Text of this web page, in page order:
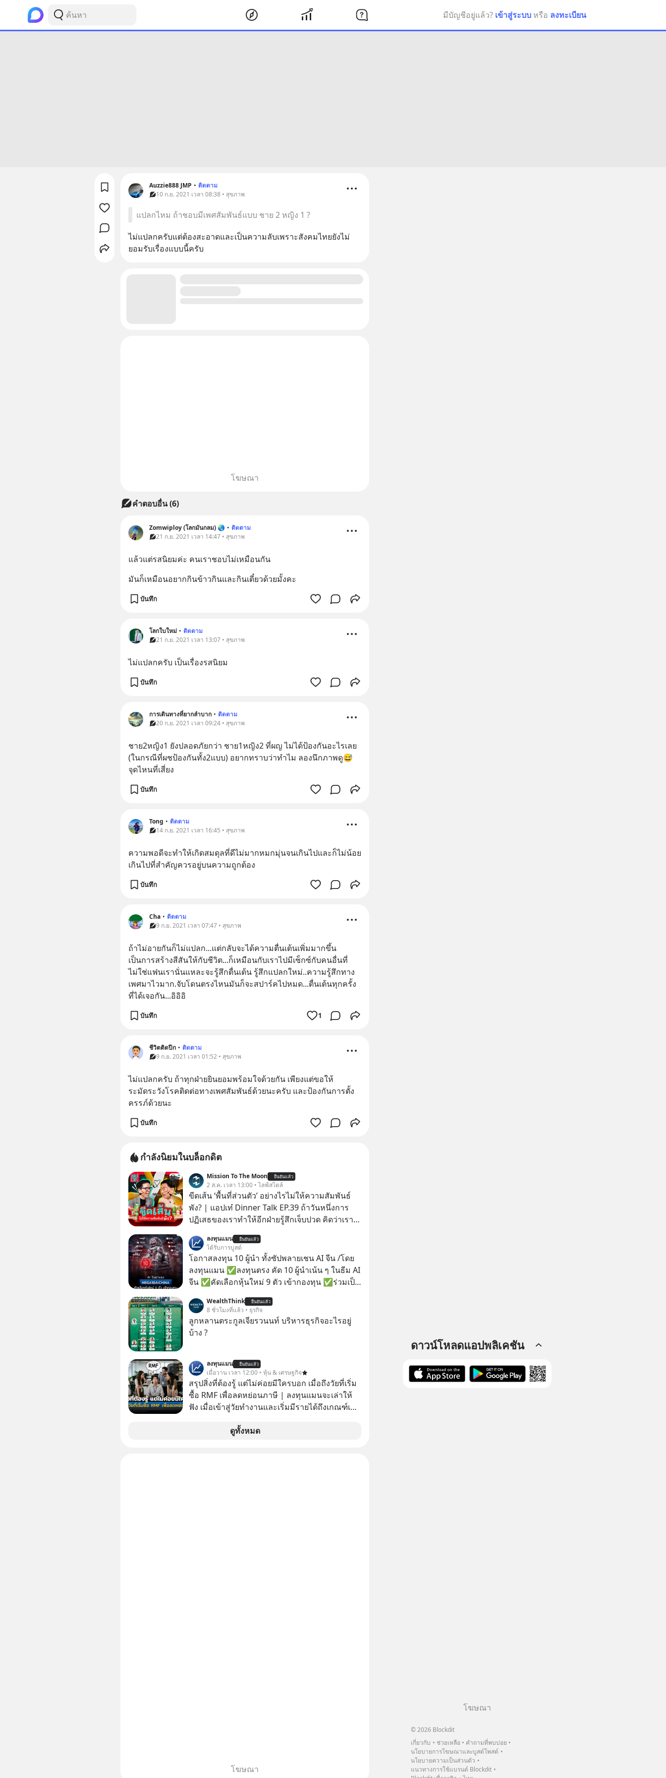
มีบัญชีอยู่แล้ว? เข้าสู่ระบบ หรือ ลงทะเบียน
Auzzie888 JMP • ติดตาม
10 ก.ย. 2021 เวลา 08:38 • สุขภาพ
แปลกไหม ถ้าชอบมีเพศสัมพันธ์แบบ ชาย 2 หญิง 1 ?
ไม่แปลกครับแต่ต้องสะอาดและเป็นความลับเพราะสังคมไทยยังไม่
ยอมรับเรื่องแบบนี้ครับ
โฆษณา
คำตอบอื่น(6)
Zomwiploy (โลกมันกลม) 🌏 • ติดตาม
21 ก.ย. 2021 เวลา 14:47 • สุขภาพ
แล้วแต่รสนิยมค่ะ คนเราชอบไม่เหมือนกัน
มันก็เหมือนอยากกินข้าวกินและกินเตี๋ยวด้วยมั้งคะ
บันทึก
โลกใบใหม่ • ติดตาม
21 ก.ย. 2021 เวลา 13:07 • สุขภาพ
ไม่แปลกครับ เป็นเรื่องรสนิยม
บันทึก
การเดินทางที่ยากลำบาก • ติดตาม
20 ก.ย. 2021 เวลา 09:24 • สุขภาพ
ชาย2หญิง1 ยังปลอดภัยกว่า ชาย1หญิง2 ที่ผญ ไม่ได้ป้องกันอะไรเลย
(ในกรณีที่ผชป้องกันทั้ง2แบบ)​ อยากทราบว่าทำไม ลองนึกภาพดู😅
จุดไหนที่เสี่ยง
บันทึก
Tong • ติดตาม
14 ก.ย. 2021 เวลา 16:45 • สุขภาพ
ความพอดีจะทำให้เกิดสมดุลที่ดีไม่มากหมกมุ่นจนเกินไปและก็ไม่น้อย
เกินไปที่สำคัญควรอยู่บนความถูกต้อง
บันทึก
Cha • ติดตาม
9 ก.ย. 2021 เวลา 07:47 • สุขภาพ
ถ้าไม่อายกันก็ไม่แปลก...แต่กลับจะได้ความตื่นเต้นเพิ่มมากขึ้น
เป็นการสร้างสีสันให้กับชีวิต...ก็เหมือนกับเราไปมีเซ็กซ์กับคนอื่นที่
ไม่ใช่แฟนเรานั่นแหละจะรู้สึกตื่นเต้น รู้สึกแปลกใหม่..ความรู้สึกทาง
เพศมาไวมาก.จับโดนตรงไหนมันก็จะสปาร์คไปหมด...ตื่นเต้นทุกครั้ง
ที่ได้เจอกัน...อิอิอิ
บันทึก 1
ชีวิตติดปีก • ติดตาม
9 ก.ย. 2021 เวลา 01:52 • สุขภาพ
ไม่แปลกครับ ถ้าทุกฝ่ายยินยอมพร้อมใจด้วยกัน เพียงแต่ขอให้
ระมัดระวังโรคติดต่อทางเพศสัมพันธ์ด้วยนะครับ และป้องกันการตั้ง
ครรภ์ด้วยนะ
บันทึก
กำลังนิยมในบล็อกดิต
Mission To The Moon ยืนยันแล้ว
2 ส.ค. เวลา 13:00 • ไลฟ์สไตล์
ขีดเส้น ‘พื้นที่ส่วนตัว’ อย่างไรไม่ให้ความสัมพันธ์
พัง? | แอปเท๋ Dinner Talk EP.39 ถ้าวันหนึ่งการ
ปฏิเสธของเราทำให้อีกฝ่ายรู้สึกเจ็บปวด คิดว่าเรา
ไม่เคยปฏิเสธใครอย่างนี้มาก่อน แต่พอตั้งใจจะ
‘สร้างขอบเขต’ เพื่อตัวเองดูสักครั้ง กลับทำให้เกิด
รอยร้าวในความสัมพันธ์เสียอย่างนั้น โดยรายการ
แอปเท๋ Dinner Talk ในวันนี้โฮสต์ทั้ง 2 ท่าน แทป-
รวิศ หาญอุตสาหะ และ เอ๋ นิ้วกลม-สราวุธ เฮ้ง
สวัสดิ์ จะพาทุกคนไปสำรวจวิธีสร้างขอบเขตเพื่อ
รักษาใจของตัวเองและรักษาความสัมพันธ์ของคน
รอบข้างไปพร้อมกัน #boundary
#selfdevelopment #แอปเท๋dinnertalk
ลงทุนแมน ยืนยันแล้ว
ได้รับการบูสต์
โอกาสลงทุน 10 ผู้นำ ทั้งซัปพลายเชน AI จีน /โดย
ลงทุนแมน ✅ลงทุนตรง คัด 10 ผู้นำเน้น ๆ ในธีม AI
จีน ✅คัดเลือกหุ้นใหม่ 9 ตัว เข้ากองทุน ✅ร่วมเป็น
ความจำ โมเดล AI ยันหุ่นยนต์ ✅ได้การรับยกเว้น
ภาษี Capital Gain ตามกฎหมายภาษีของ
ประเทศไทย
WealthThink ยืนยันแล้ว
8 ชั่วโมงที่แล้ว • ธุรกิจ
ลูกหลานตระกูลเจียรวนนท์ บริหารธุรกิจอะไรอยู่
บ้าง ?
ลงทุนแมน ยืนยันแล้ว
เมื่อวาน เวลา 12:00 • หุ้น & เศรษฐกิจ
สรุปสิ่งที่ต้องรู้ แต่ไม่ค่อยมีใครบอก เมื่อถึงวัยที่เริ่ม
ซื้อ RMF เพื่อลดหย่อนภาษี | ลงทุนแมนจะเล่าให้
ฟัง เมื่อเข้าสู่วัยทำงานและเริ่มมีรายได้ถึงเกณฑ์เสีย
เพราะนอกจากจะช่วยลดหย่อนภาษีได้แล้ว ยังเป็น
ดูทั้งหมด
โฆษณา
ดาวน์โหลดแอปพลิเคชัน
โฆษณา
© 2026 Blockdit
เกี่ยวกับ
ช่วยเหลือ
คำถามที่พบบ่อย
นโยบายการโฆษณาและบูสต์โพสต์
นโยบายความเป็นส่วนตัว
แนวทางการใช้แบรนด์ Blockdit